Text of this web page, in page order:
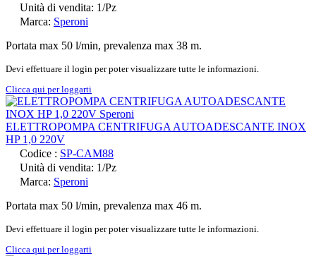
Unità di vendita: 1/Pz
Marca: Speroni
Portata max 50 l/min, prevalenza max 38 m.
Devi effettuare il login per poter visualizzare tutte le informazioni.
Clicca qui per loggarti
ELETTROPOMPA CENTRIFUGA AUTOADESCANTE INOX
HP 1,0 220V
Codice : SP-CAM88
Unità di vendita: 1/Pz
Marca: Speroni
Portata max 50 l/min, prevalenza max 46 m.
Devi effettuare il login per poter visualizzare tutte le informazioni.
Clicca qui per loggarti